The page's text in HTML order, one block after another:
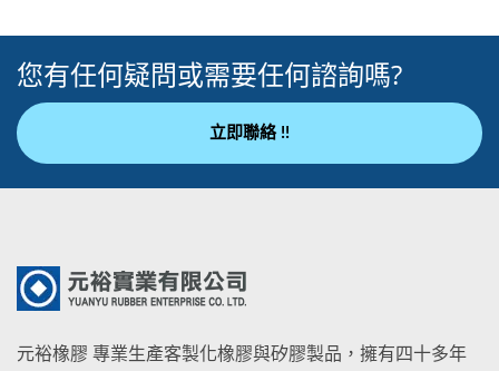
您有任何疑問或需要任何諮詢嗎?
立即聯絡 !!
元裕橡膠 專業生產客製化橡膠與矽膠製品，擁有四十多年